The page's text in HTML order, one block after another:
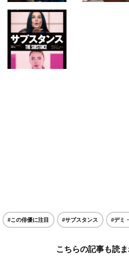
#この俳優に注目 #サブスタンス #デミ
こちらの記事も読